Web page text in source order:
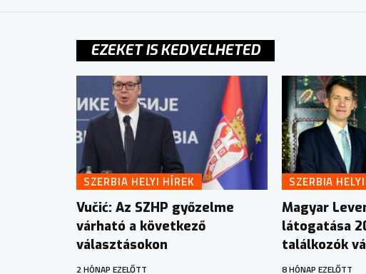
EZEKET IS KEDVELHETED
SZERBIA HELYI HÍREK
Vučić: Az SZHP győzelme
várható a következő
választásokon
2 HÓNAP EZELŐTT
SZERBIA
Magyar
látogatása
találkozók
8 HÓNAP EZELŐTT